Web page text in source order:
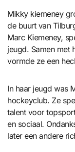
Mikky kiemeney
de buurt van
Marc Kiemeney,
jeugd. Samen met
vormde ze een
In haar jeugd was
hockeyclub. Ze
talent voor
en sociaal.
later een andere